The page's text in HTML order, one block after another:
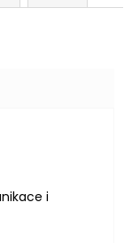
hvězdiček.
i